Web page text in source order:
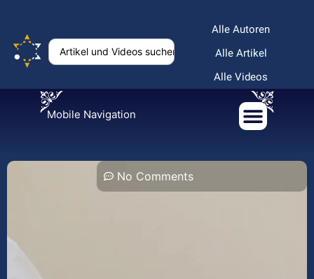
Alle Autoren
Alle Artikel
Alle Videos
Mobile Navigation
No Comments